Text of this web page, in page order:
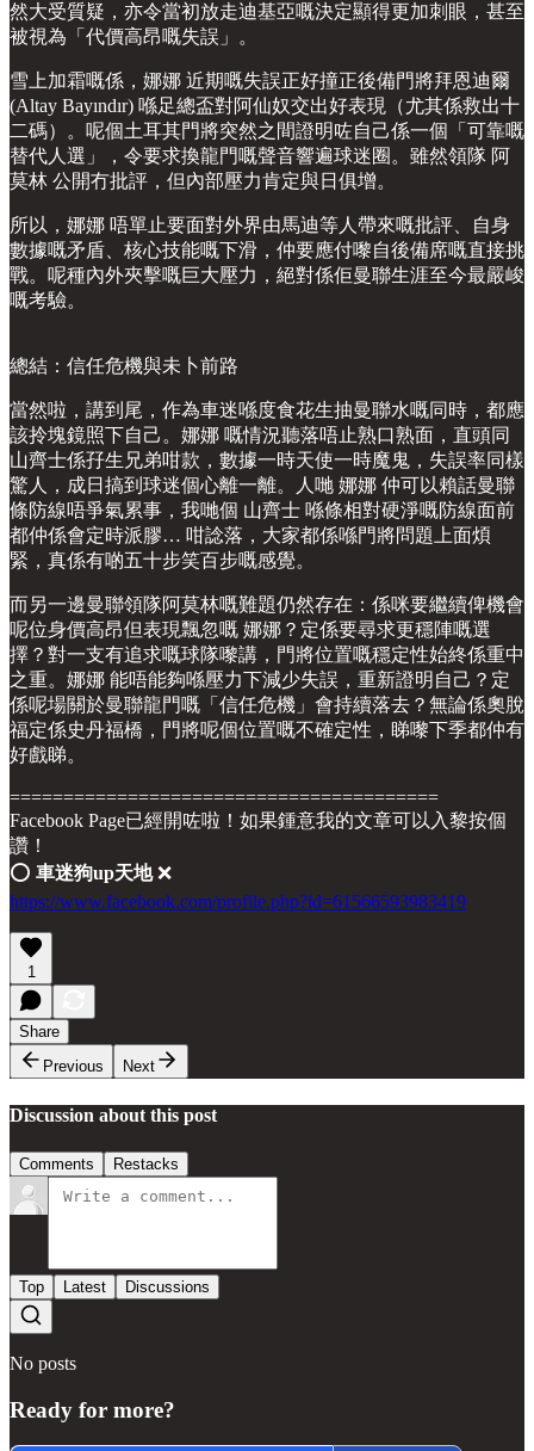
然大受質疑，亦令當初放走迪基亞嘅決定顯得更加刺眼，甚至
被視為「代價高昂嘅失誤」。
雪上加霜嘅係，娜娜 近期嘅失誤正好撞正後備門將拜恩迪爾
(Altay Bayındır) 喺足總盃對阿仙奴交出好表現（尤其係救出十
二碼）。呢個土耳其門將突然之間證明咗自己係一個「可靠嘅
替代人選」，令要求換龍門嘅聲音響遍球迷圈。雖然領隊 阿
莫林 公開冇批評，但內部壓力肯定與日俱增。
所以，娜娜 唔單止要面對外界由馬迪等人帶來嘅批評、自身
數據嘅矛盾、核心技能嘅下滑，仲要應付嚟自後備席嘅直接挑
戰。呢種內外夾擊嘅巨大壓力，絕對係佢曼聯生涯至今最嚴峻
嘅考驗。
總結：信任危機與未卜前路
當然啦，講到尾，作為車迷喺度食花生抽曼聯水嘅同時，都應
該拎塊鏡照下自己。娜娜 嘅情況聽落唔止熟口熟面，直頭同
山齊士係孖生兄弟咁款，數據一時天使一時魔鬼，失誤率同樣
驚人，成日搞到球迷個心離一離。人哋 娜娜 仲可以賴話曼聯
條防線唔爭氣累事，我哋個 山齊士 喺條相對硬淨嘅防線面前
都仲係會定時派膠… 咁諗落，大家都係喺門將問題上面煩
緊，真係有啲五十步笑百步嘅感覺。
而另一邊曼聯領隊阿莫林嘅難題仍然存在：係咪要繼續俾機會
呢位身價高昂但表現飄忽嘅 娜娜？定係要尋求更穩陣嘅選
擇？對一支有追求嘅球隊嚟講，門將位置嘅穩定性始終係重中
之重。娜娜 能唔能夠喺壓力下減少失誤，重新證明自己？定
係呢場關於曼聯龍門嘅「信任危機」會持續落去？無論係奧脫
福定係史丹福橋，門將呢個位置嘅不確定性，睇嚟下季都仲有
好戲睇。
========================================
Facebook Page已經開咗啦！如果鍾意我的文章可以入黎按個
讚！
⭕️ 車迷狗up天地❌
https://www.facebook.com/profile.php?id=61566593983419
1
Share
Previous
Next
Discussion about this post
Comments Restacks
Top Latest Discussions
No posts
Ready for more?